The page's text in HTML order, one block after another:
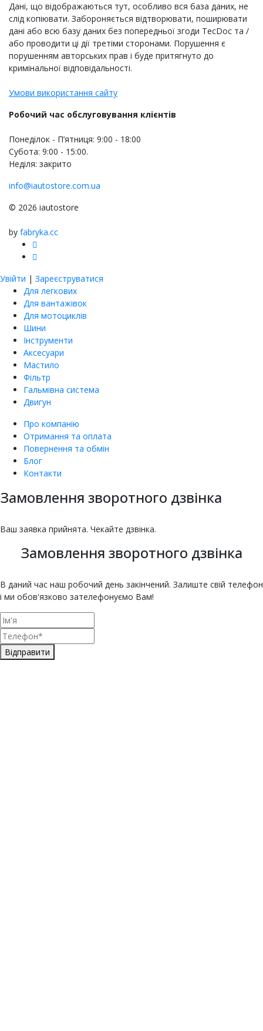
Дані, що відображаються тут, особливо вся база даних, не
слід копіювати. Забороняється відтворювати, поширювати
дані або всю базу даних без попередньої згоди TecDoc та /
або проводити ці дії третіми сторонами. Порушення є
порушенням авторських прав і буде притягнуто до
кримінальної відповідальності.
Умови використання сайту
Робочий час обслуговування клієнтів
Понеділок - П’ятниця: 9:00 - 18:00
Субота: 9:00 - 15:00.
Неділя: закрито
info@iautostore.com.ua
© 2026 iautostore
by fabryka.cc
Увійти | Зареєструватися
Для легкових
Для вантажівок
Для мотоциклів
Шини
Інструменти
Аксесуари
Мастило
Фільтр
Гальмівна система
Двигун
Про компанію
Отримання та оплата
Повернення та обмін
Блог
Контакти
Замовлення зворотного дзвінка
Ваш заявка прийнята. Чекайте дзвінка.
Замовлення зворотного дзвінка
В даний час наш робочий день закінчений. Залиште свій телефон
і ми обов'язково зателефонуємо Вам!
Відправити